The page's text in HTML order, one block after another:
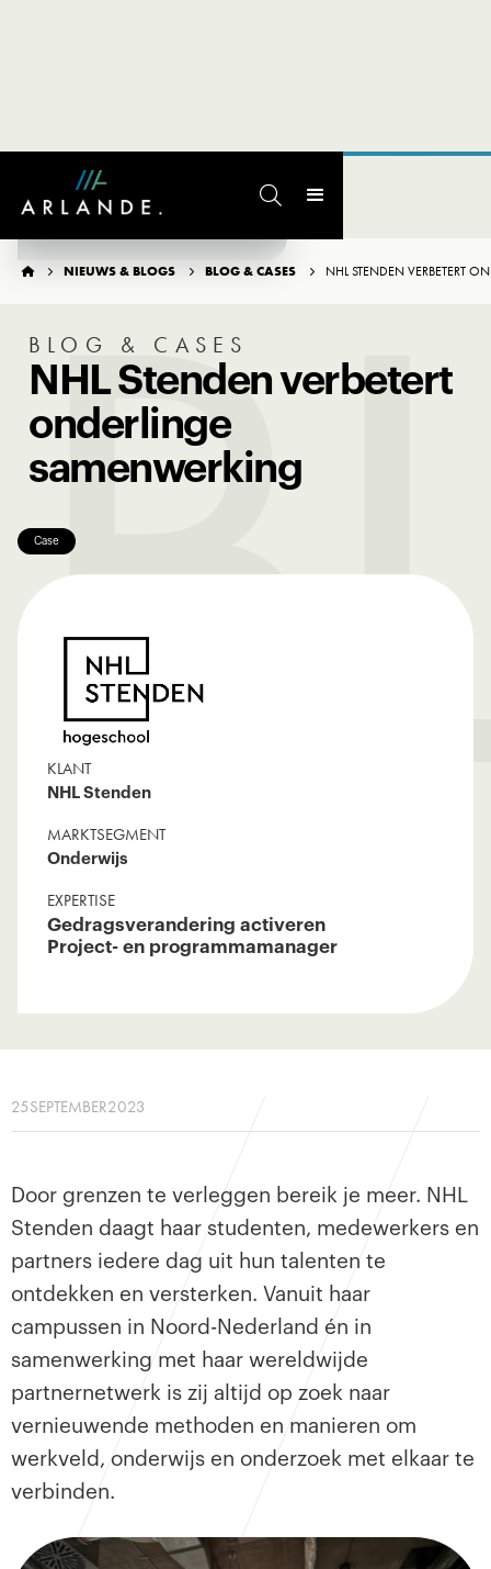

  NIEUWS & BLOGS  BLOG & CASES  NHL STENDEN VERBETERT
BLOG & CASES
NHL Stenden verbetert
onderlinge
samenwerking
Case
KLANT
NHL Stenden
MARKTSEGMENT
Onderwijs
EXPERTISE
Gedragsverandering activeren
Project- en programmamanager
25SEPTEMBER2023
Door grenzen te verleggen bereik je meer. NHL
Stenden daagt haar studenten, medewerkers en
partners iedere dag uit hun talenten te
ontdekken en versterken. Vanuit haar
campussen in Noord-Nederland én in
samenwerking met haar wereldwijde
partnernetwerk is zij altijd op zoek naar
vernieuwende methoden en manieren om
werkveld, onderwijs en onderzoek met elkaar te
verbinden.